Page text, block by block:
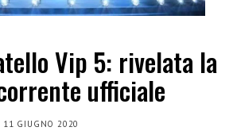
Vip 5: rivelata la
ufficiale
11 GIUGNO 2020